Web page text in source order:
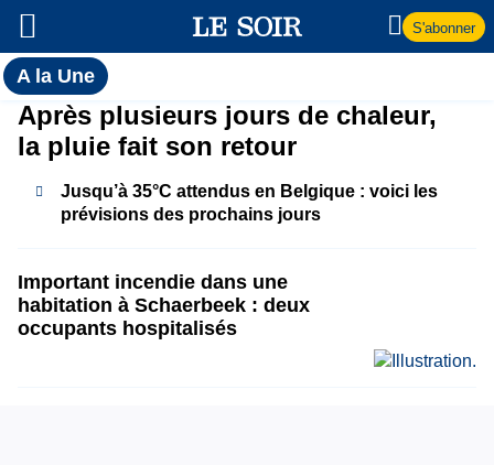
S'abonner
A la UneToutes
l'actualité
du Soir
A
la
Une
Après plusieurs jours de chaleur,
la pluie fait son retour
Jusqu’à 35°C attendus en Belgique : voici les
prévisions des prochains jours
Important incendie dans une
habitation à Schaerbeek : deux
occupants hospitalisés